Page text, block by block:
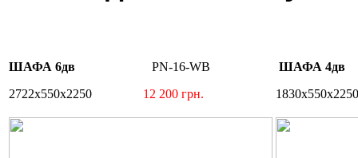
ШАФА 6дв
PN-16-WB
2722х550х2250 12 200 грн.